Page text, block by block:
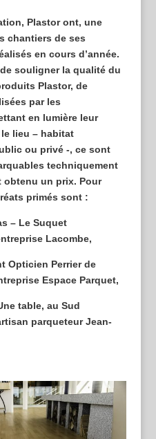
Plastor ont, une
chantiers de ses
en cours d’année.
souligner la qualité du
Plastor, de
par les
en lumière leur
lieu – habitat
ou privé -, ce sont
techniquement
un prix. Pour
primés sont :
– Le Suquet
Lacombe,
Opticien Perrier de
Espace Parquet,
table, au Sud
parqueteur Jean-